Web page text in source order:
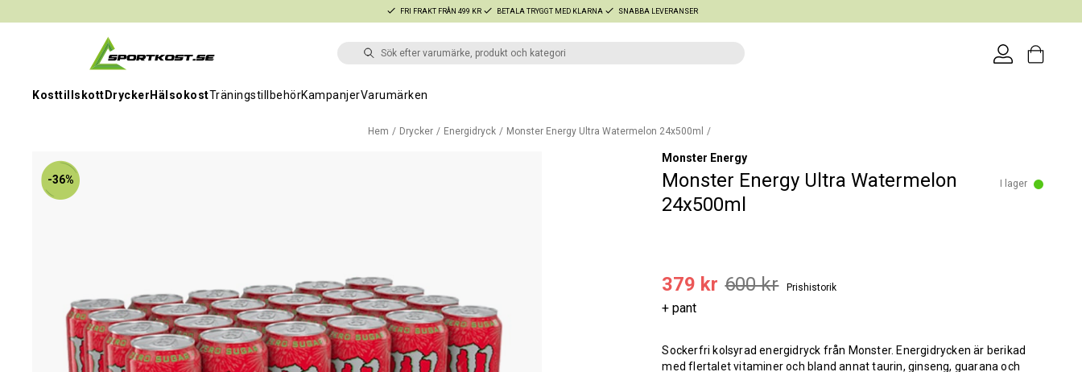
FRI FRAKT FRÅN 499 KR BETALA TRYGGT MED KLARNA SNABBA LEVERANSER
KosttillskottDryckerHälsokostTräningstillbehörKampanjerVarumärken
Hem Drycker Energidryck Monster Energy Ultra Watermelon 24x500ml
-36%
Monster Energy
Monster Energy Ultra Watermelon
24x500ml
I lager
379 kr 600 kr Prishistorik
+ pant
Sockerfri kolsyrad energidryck från Monster. Energidrycken är berikad
med flertalet vitaminer och bland annat taurin, ginseng, guarana och